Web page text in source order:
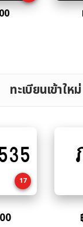
ทะเบียนเข้าใหม่
17